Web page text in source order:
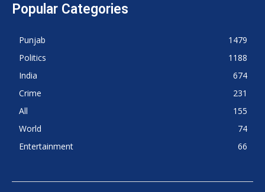
Popular Categories
Punjab
1479
Politics
1188
India
674
Crime
231
All
155
World
74
Entertainment
66